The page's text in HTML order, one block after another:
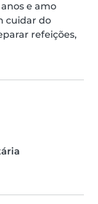
e amo
cuidar do
refeições,